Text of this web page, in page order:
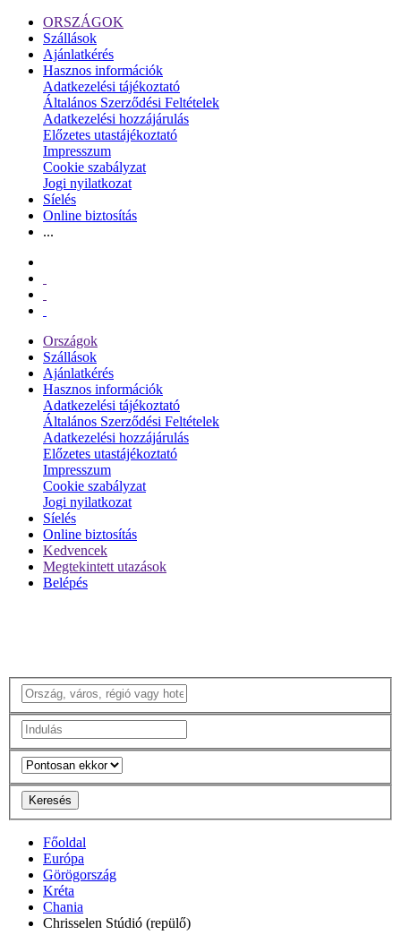
ORSZÁGOK
Szállások
Ajánlatkérés
Hasznos információk
Adatkezelési tájékoztató
Általános Szerződési Feltételek
Adatkezelési hozzájárulás
Előzetes utastájékoztató
Impresszum
Cookie szabályzat
Jogi nyilatkozat
Síelés
Online biztosítás
...
Országok
Szállások
Ajánlatkérés
Hasznos információk
Adatkezelési tájékoztató
Általános Szerződési Feltételek
Adatkezelési hozzájárulás
Előzetes utastájékoztató
Impresszum
Cookie szabályzat
Jogi nyilatkozat
Síelés
Online biztosítás
Kedvencek
Megtekintett utazások
Belépés
Keresés
Főoldal
Európa
Görögország
Kréta
Chania
Chrisselen Stúdió (repülő)